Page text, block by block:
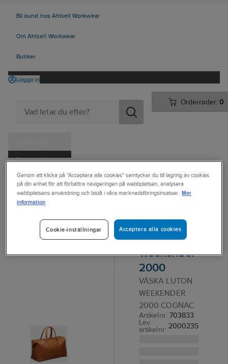
Bli kund hos Ahlsell Workwear
Om Ahlsell Workwear
Butiker
Logga in
Orderrader:0
Kampanjer
Tjänster
Kataloger
Ahlsell Produkter Arbetsplats Förvaring
Väskor och lådor
Övriga väskor och bagar
Väska
Luton
Weekender
2000
VÄSKA LUTON
WEEKENDER
2000 COGNAC
Artikelnr: 703833
Lev.
artikelnr: 2000235
Genom att klicka på "Acceptera alla cookies" samtycker du till lagring av cookies
på din enhet för att förbättra navigeringen på webbplatsen, analysera
webbplatsens användning och bistå i våra marknadsföringsinsatser. Mer
information
Acceptera alla cookies
Cookie-inställningar